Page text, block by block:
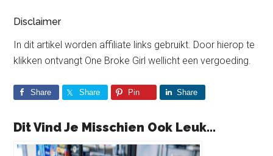
Disclaimer
In dit artikel worden affiliate links gebruikt. Door hierop te
klikken ontvangt One Broke Girl wellicht een vergoeding.
Share Share Pin Share
Dit Vind Je Misschien Ook Leuk...